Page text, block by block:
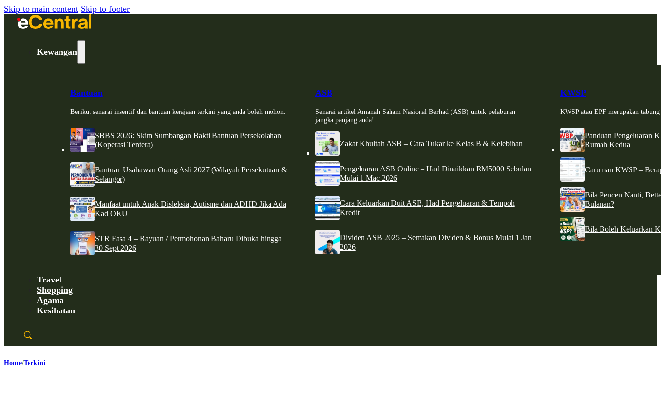
Skip to main content Skip to footer
Kewangan
Bantuan
Berikut senarai insentif dan bantuan kerajaan terkini yang anda boleh mohon.
SBBS 2026: Skim Sumbangan Bakti Bantuan Persekolahan
(Koperasi Tentera)
Bantuan Usahawan Orang Asli 2027 (Wilayah Persekutuan &
Selangor)
Manfaat untuk Anak Disleksia, Autisme dan ADHD Jika Ada
Kad OKU
STR Fasa 4 – Rayuan / Permohonan Baharu Dibuka hingga
30 Sept 2026
ASB
Senarai artikel Amanah Saham Nasional Berhad (ASB) untuk pelaburan
jangka panjang anda!
Zakat Khultah ASB – Cara Tukar ke Kelas B & Kelebihan
Pengeluaran ASB Online – Had Dinaikkan RM5000 Sebulan
Mulai 1 Mac 2026
Cara Keluarkan Duit ASB, Had Pengeluaran & Tempoh
Kredit
Dividen ASB 2025 – Semakan Dividen & Bonus Mulai 1 Jan
2026
KWSP
KWSP atau EPF merupakan
Panduan Pengeluaran
Rumah Kedua
Caruman KWSP –
Bila Pencen Nanti,
Bulanan?
Bila Boleh Keluarkan
Travel
Shopping
Agama
Kesihatan
Home Terkini